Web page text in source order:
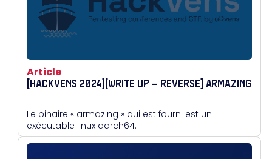
Article
[HACKVENS 2024][WRITE UP – REVERSE] ARMAZING
Le binaire « armazing » qui est fourni est un
exécutable linux aarch64.